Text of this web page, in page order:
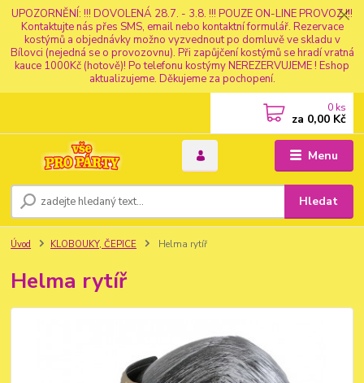
UPOZORNĚNÍ: !!! DOVOLENÁ 28.7. - 3.8. !!! POUZE ON-LINE PROVOZ !!!
Kontaktujte nás přes SMS, email nebo kontaktní formulář. Rezervace
kostýmů a objednávky možno vyzvednout po domluvě ve skladu v
Bílovci (nejedná se o provozovnu). Při zapůjčení kostýmů se hradí vratná
kauce 1000Kč (hotově)! Po telefonu kostýmy NEREZERVUJEME ! Eshop
aktualizujeme. Děkujeme za pochopení.
Menu
Hledat
0 ks
za 0,00 Kč
Úvod KLOBOUKY, ČEPICE Helma rytíř
Helma rytíř